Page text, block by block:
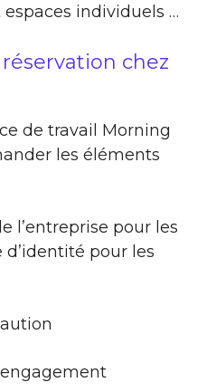
individuels …
chez
de travail Morning
les éléments
l’entreprise pour les
d’identité pour les
engagement